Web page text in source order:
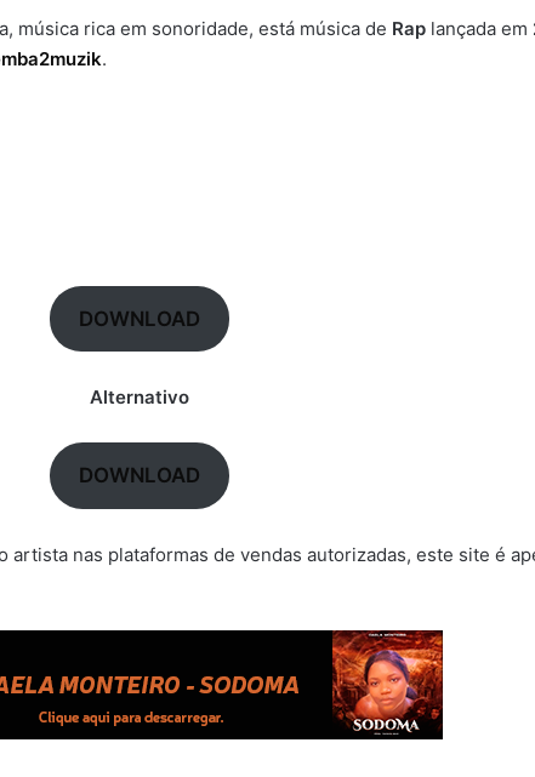
música rica em sonoridade, está música de Rap lançada em
.
DOWNLOAD
Alternativo
DOWNLOAD
artista nas plataformas de vendas autorizadas, este site é